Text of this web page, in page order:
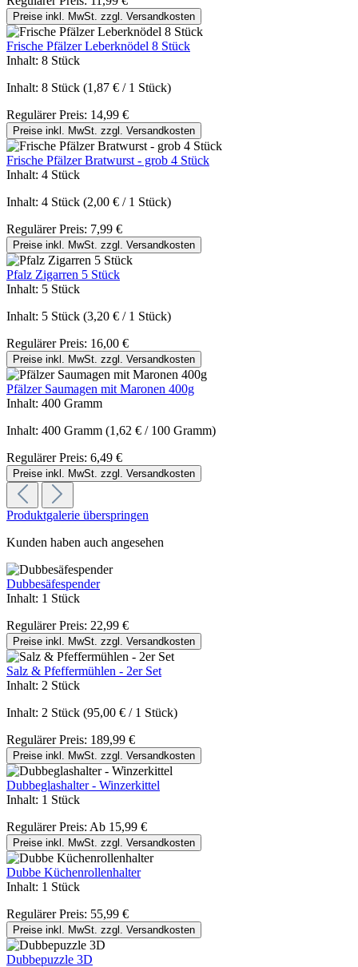
Preise inkl. MwSt. zzgl. Versandkosten
Frische Pfälzer Leberknödel 8 Stück
Inhalt: 8 Stück
Inhalt: 8 Stück (1,87 € / 1 Stück)
Regulärer Preis: 14,99 €
Preise inkl. MwSt. zzgl. Versandkosten
Frische Pfälzer Bratwurst - grob 4 Stück
Inhalt: 4 Stück
Inhalt: 4 Stück (2,00 € / 1 Stück)
Regulärer Preis: 7,99 €
Preise inkl. MwSt. zzgl. Versandkosten
Pfalz Zigarren 5 Stück
Inhalt: 5 Stück
Inhalt: 5 Stück (3,20 € / 1 Stück)
Regulärer Preis: 16,00 €
Preise inkl. MwSt. zzgl. Versandkosten
Pfälzer Saumagen mit Maronen 400g
Inhalt: 400 Gramm
Inhalt: 400 Gramm (1,62 € / 100 Gramm)
Regulärer Preis: 6,49 €
Preise inkl. MwSt. zzgl. Versandkosten
Produktgalerie überspringen
Kunden haben auch angesehen
Dubbesäfespender
Inhalt: 1 Stück
Regulärer Preis: 22,99 €
Preise inkl. MwSt. zzgl. Versandkosten
Salz & Pfeffermühlen - 2er Set
Inhalt: 2 Stück
Inhalt: 2 Stück (95,00 € / 1 Stück)
Regulärer Preis: 189,99 €
Preise inkl. MwSt. zzgl. Versandkosten
Dubbeglashalter - Winzerkittel
Inhalt: 1 Stück
Regulärer Preis: Ab 15,99 €
Preise inkl. MwSt. zzgl. Versandkosten
Dubbe Küchenrollenhalter
Inhalt: 1 Stück
Regulärer Preis: 55,99 €
Preise inkl. MwSt. zzgl. Versandkosten
Dubbepuzzle 3D